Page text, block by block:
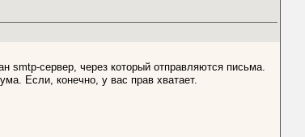
smtp-сервер, через который отправляются письма.
Если, конечно, у вас прав хватает.